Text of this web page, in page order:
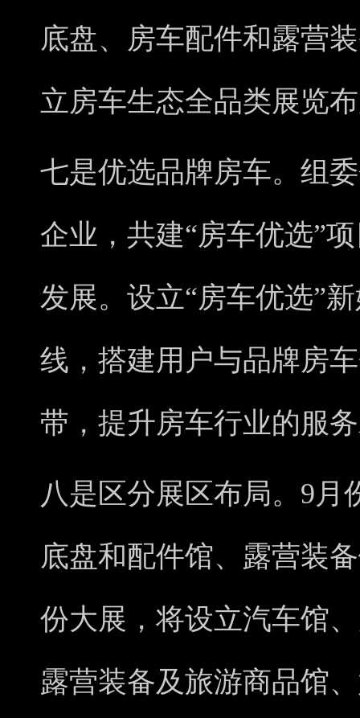
底盘、房车配件和露营
立房车生态全品类展览
七是优选品牌房车。组
企业，共建“房车优选”
发展。设立“房车优选”
线，搭建用户与品牌房
带，提升房车行业的服
八是区分展区布局。9月
底盘和配件馆、露营装
份大展，将设立汽车馆
露营装备及旅游商品馆